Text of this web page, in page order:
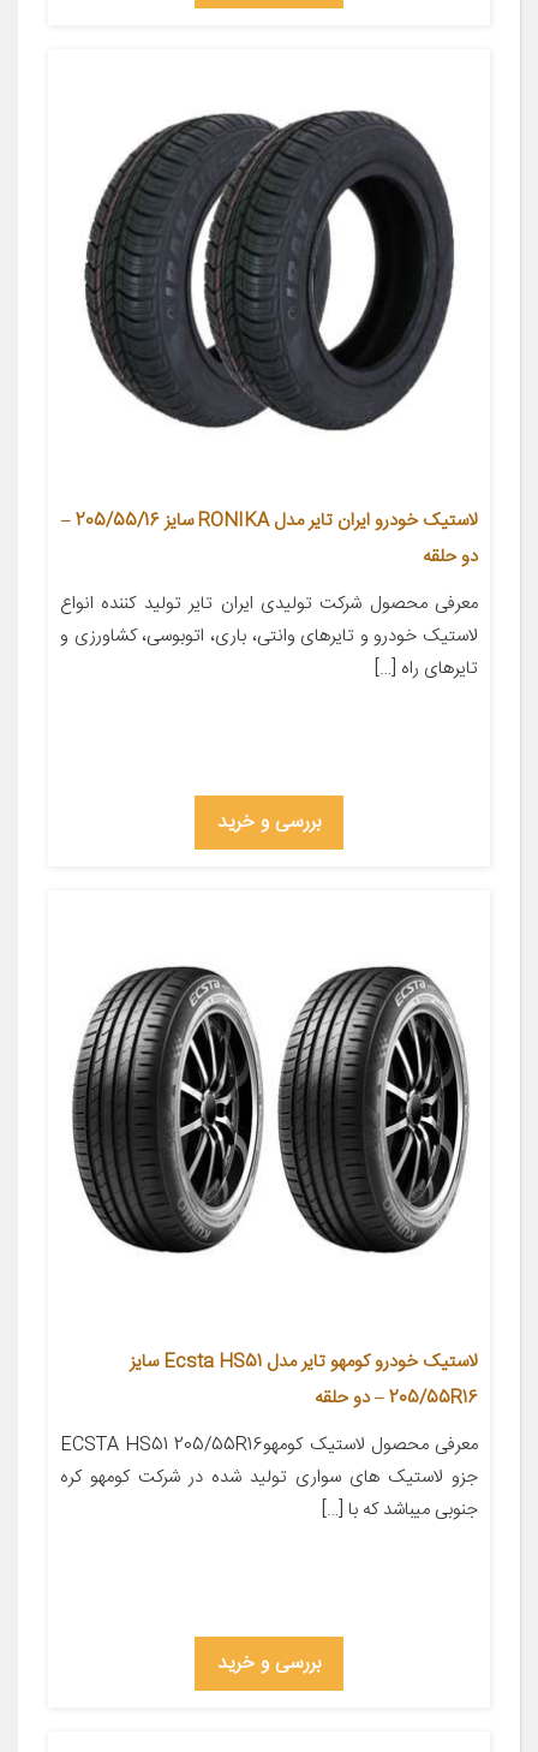
لاستیک خودرو ایران تایر مدل RONIKA سایز 205/55/16 –
دو حلقه
معرفی محصول شركت تولیدی ایران تایر تولید کننده انواع
لاستیک خودرو و تایرهای وانتی، باری، اتوبوسی، كشاورزی و
تایرهای راه […]
بررسی و خرید
لاستیک خودرو کومهو تایر مدل Ecsta HS51 سایز
205/55R16 – دو حلقه
معرفی محصول لاستیک کومهوECSTA HS51 205/55R16
جزو لاستیک های سواری تولید شده در شرکت کومهو کره
جنوبی میباشد که با […]
بررسی و خرید